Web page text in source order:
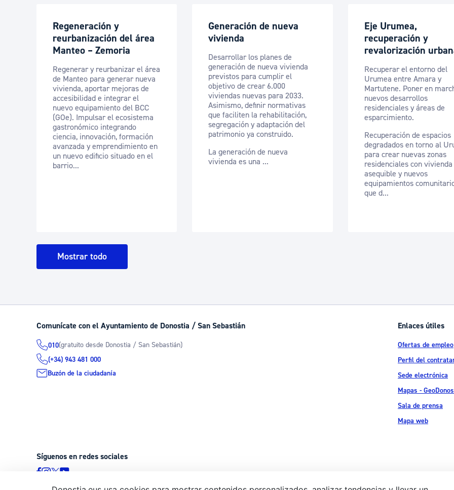
Regeneración y
reurbanización del área
Manteo – Zemoria
Regenerar y reurbanizar el área
de Manteo para generar nueva
vivienda, aportar mejoras de
accesibilidad e integrar el
nuevo equipamiento del BCC
(GOe). Impulsar el ecosistema
gastronómico integrando
ciencia, innovación, formación
avanzada y emprendimiento en
un nuevo edificio situado en el
barrio...
Generación de nueva
vivienda
Desarrollar los planes de
generación de nueva vivienda
previstos para cumplir el
objetivo de crear 6.000
viviendas nuevas para 2033.
Asimismo, definir normativas
que faciliten la rehabilitación,
segregación y adaptación del
patrimonio ya construido.
La generación de nueva
vivienda es una ...
Eje Urumea,
recuperación y
revalorización
Recuperar el entorno del
Urumea entre Amara y
Martutene. Poner en
nuevos desarrollos
residenciales y áreas de
esparcimiento.
Recuperación de espacios
degradados en torno al
para crear nuevas zonas
residenciales con vivienda
asequible y nuevos
equipamientos
que d...
Mostrar todo
Comunícate con el Ayuntamiento de Donostia / San Sebastián
010(gratuito desde Donostia / San Sebastián)
(+34) 943 481 000
Buzón de la ciudadanía
Enlaces útiles
Ofertas de empleo
Perfil del
Sede electrónica
Mapas -
Sala de prensa
Mapa web
Síguenos en redes sociales